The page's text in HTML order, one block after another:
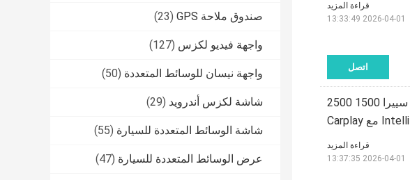
صندوق ملاحة GPS (23)
واجهة فيديو لكزس (127)
واجهة نيسان للوسائط المتعددة (50)
شاشة لكزس أندرويد (29)
شاشة الوسائط المتعددة للسيارة (55)
عرض الوسائط المتعددة للسيارة (47)
اتصل
قراءة المزيد
2026-04-01 13:33:49
واجهة الفيديو الالكترونية لجهاز أندرويد Lsailt لعام 2014-2019 GMC سييرا 1500 2500
قراءة المزيد
2026-04-01 13:37:35